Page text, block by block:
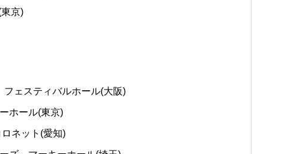
京)
ェスティバルホール(大阪)
ホール(東京)
ネット(愛知)